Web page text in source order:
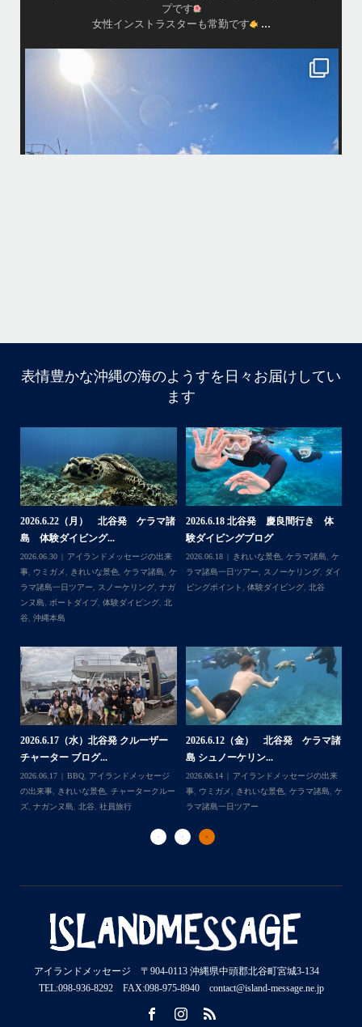
ーリ
island.message
・
最近は、連日クルーザーチャーターのご利用が続いていて梅雨明け
パーフェクトな海でバナナボートに船上BBQ、シュノーケリングと
しみ頂いております
・
何ヶ月も前からやり取りさせて頂き温めていたご予約でしたので、
はいさい
アイランドメッセージです
最近は、連日クルーザーチャーターのご利用が続いていて
梅雨明け後のパーフェクトな海でバナナボートに船上
BBQ、シュノーケリングとお楽しみ頂いております
・
・
何ヶ月も前からやり取りさせて頂き温めていたご予約でし
たので、お天気とコンディションに恵まれて、皆さん大満
足な一日を過ごして頂けて本当によかったです
また来年も社員旅行で沖縄へいらっしゃる際は是非ご利用
・
...
表情豊かな沖縄の海のようすを日々お届けしてい
ます
【台風13号によるツアー中止のお知
らせ】
2026.08.06
アイランドメッセージの出来
事, 台風
2026.8.2（火） 北谷発 ケラマ諸
島 体験ダイビング&...
2026.08.03
アイランドメッセージの出来
事,きれいな景色,ケラマ諸島, ケラマ諸島
一日ツアー ,スノーケリング,ナガンヌ島
2026.7.28（火） 北谷発 ケラマ諸
島 体験ダイビング...
2026.07.30
アイランドメッセージの出来
事,ウミウシ ,きれいな景色, ケラマ諸島,ケ
ラマ諸島一日ツアー,スノーケリング, 体験
ダイビング,北谷
2026.7.23 北谷発 慶良間行き 体
験ダイビング＆シュ...
きれいな景色 ケラマ諸島
ケ
ラマ諸島一日ツアー
,スノーケリング,ダイ
ビングポイント
アイランドメッセージ 〒904-0113 沖縄県中頭郡北谷町宮城3-134
TEL:098-936-8292 FAX:098-975-8940 contact@island-message.ne.jp